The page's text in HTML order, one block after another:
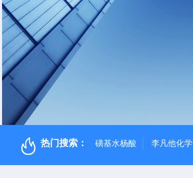
热门搜索： 磺基水杨酸 李凡他化